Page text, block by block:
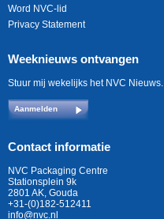
Word NVC-lid
Privacy Statement
Weeknieuws ontvangen
Stuur mij wekelijks het NVC Nieuws.
Aanmelden
Contact informatie
NVC Packaging Centre
Stationsplein 9k
2801 AK, Gouda
+31-(0)182-512411
info@nvc.nl